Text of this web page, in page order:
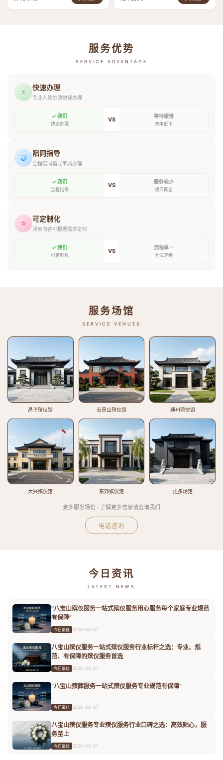
服务优势
SERVICE ADVANTAGE
⚡ 快速办理
专业人员协助快速办理
✓ 我们
快速办理
VS 等待缓慢
效率低下
🤝 陪同指导
全程陪同指导家属办理
✓ 我们
全程指导
VS 服务较少
项目既定
⭐ 可定制化
服务内容可根据需求定制
✓ 我们
可定制化
VS 流程单一
无法定制
服务场馆
SERVICE VENUES
昌平殡仪馆 石景山殡仪馆 通州殡仪馆
大兴殡仪馆 东郊殡仪馆 更多场馆
更多服务场馆 · 了解更多信息请咨询我们
电话咨询
今日资讯
LATEST NEWS
“八宝山殡仪服务一站式殡仪服务用心服务每个家庭专业规范
有保障”
今日最佳 2026-08-07
八宝山殡仪服务一站式殡仪服务行业标杆之选：专业、规
范、有保障的殡仪服务首选
今日最佳 2026-08-07
“八宝山殡葬服务一站式殡仪服务专业规范有保障”
今日最佳 2026-08-07
八宝山殡仪服务专业殡仪服务行业口碑之选：高效贴心，服
务至上
今日最佳 2026-08-07